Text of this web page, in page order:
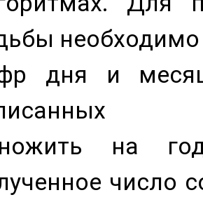
дня и
на
число